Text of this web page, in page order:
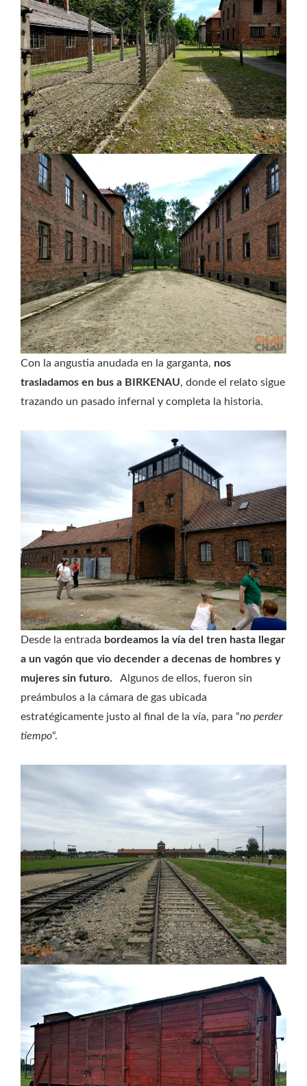
Con la angustia anudada en la garganta, nos
trasladamos en bus a BIRKENAU, donde el relato sigue
trazando un pasado infernal y completa la historia.
Desde la entrada bordeamos la vía del tren hasta llegar
a un vagón que vio decender a decenas de hombres y
mujeres sin futuro.
Algunos de ellos, fueron sin
preámbulos a la cámara de gas ubicada
estratégicamente justo al final de la vía, para “no perder
tiempo“.